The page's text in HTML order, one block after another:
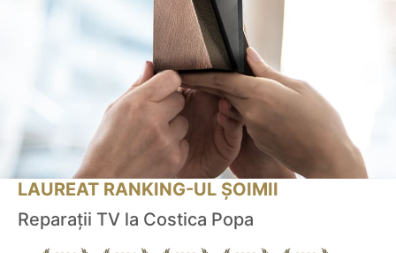
LAUREAT RANKING-UL ȘOIMII
Reparații TV la Costica Popa